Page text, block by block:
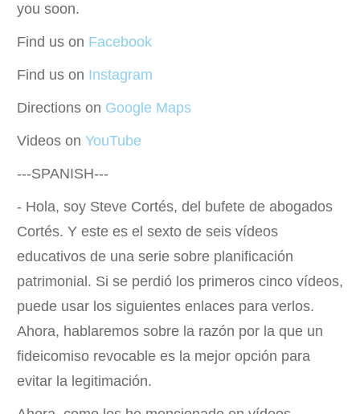
you soon.
Find us on Facebook
Find us on Instagram
Directions on Google Maps
Videos on YouTube
---SPANISH---
- Hola, soy Steve Cortés, del bufete de abogados
Cortés. Y este es el sexto de seis vídeos
educativos de una serie sobre planificación
patrimonial. Si se perdió los primeros cinco vídeos,
puede usar los siguientes enlaces para verlos.
Ahora, hablaremos sobre la razón por la que un
fideicomiso revocable es la mejor opción para
evitar la legitimación.